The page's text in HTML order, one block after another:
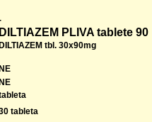
DILTIAZEM PLIVA tablete 90
DILTIAZEM tbl. 30x90mg
NE
NE
tableta